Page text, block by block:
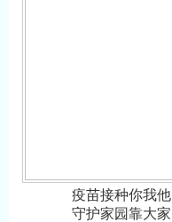
疫苗接种你我他
守护家园靠大家